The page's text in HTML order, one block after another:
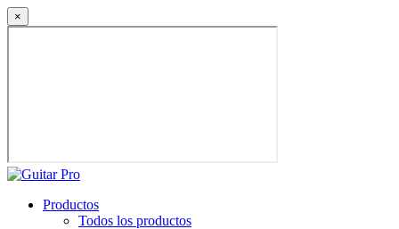
×
Productos
Todos los productos